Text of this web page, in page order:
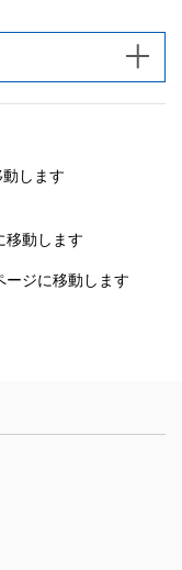
します
移動します
ージに移動します